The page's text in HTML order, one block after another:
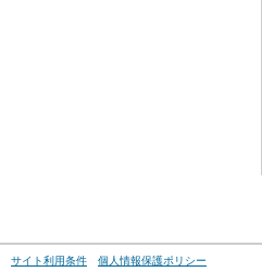
サイト利用条件 個人情報保護ポリシー